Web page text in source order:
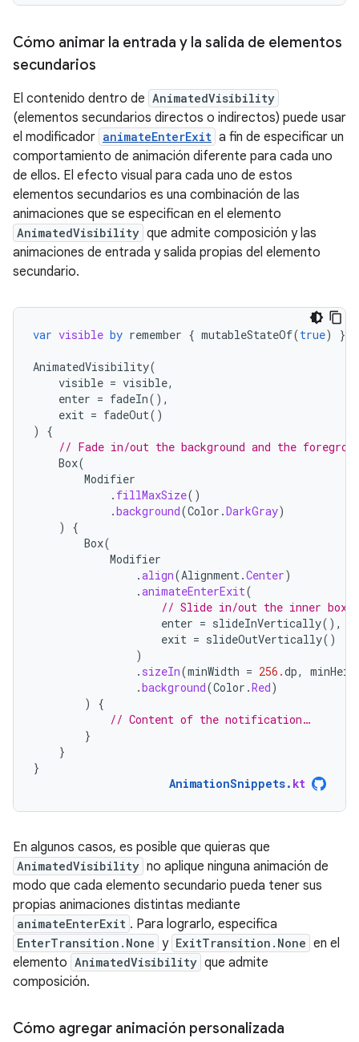
Cómo animar la entrada y la salida de elementos
secundarios
El contenido dentro de AnimatedVisibility
(elementos secundarios directos o indirectos) puede usar
el modificador animateEnterExit a fin de especificar un
comportamiento de animación diferente para cada uno
de ellos. El efecto visual para cada uno de estos
elementos secundarios es una combinación de las
animaciones que se especifican en el elemento
AnimatedVisibility que admite composición y las
animaciones de entrada y salida propias del elemento
secundario.
var visible by remember { mutableStateOf(true) }
AnimatedVisibility(
visible = visible,
enter = fadeIn(),
exit = fadeOut()
)
{
// Fade in/out the background and the
Box(
Modifier
. fillMaxSize()
.background(Color .DarkGray)
)
{
Box(
Modifier
.align(Alignment.Center)
.animateEnterExit(
// Slide in/out the inner box.
enter = slideInVertically(),
exit = slideOutVertically()
)
. sizeIn(minWidth = 256.dp,
.background(Color .Red)
)
{
// Content of the notification…
}
}
}
AnimationSnippets. kt
En algunos casos, es posible que quieras que
AnimatedVisibility no aplique ninguna animación de
modo que cada elemento secundario pueda tener sus
propias animaciones distintas mediante
animateEnterExit . Para lograrlo, especifica
EnterTransition.None y ExitTransition.None en el
elemento AnimatedVisibility que admite
composición.
Cómo agregar animación personalizada